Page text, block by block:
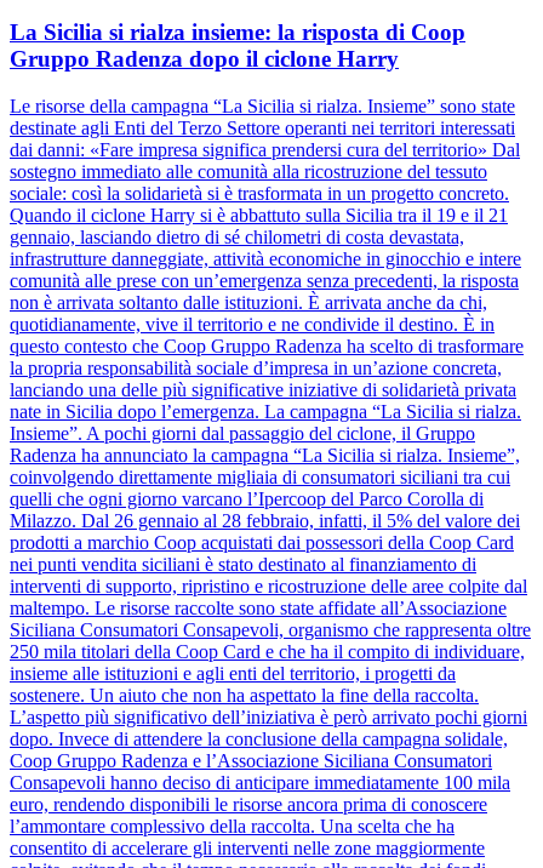
La Sicilia si rialza insieme: la risposta di Coop
Gruppo Radenza dopo il ciclone Harry
Le risorse della campagna “La Sicilia si rialza. Insieme” sono state
destinate agli Enti del Terzo Settore operanti nei territori interessati
dai danni: «Fare impresa significa prendersi cura del territorio» Dal
sostegno immediato alle comunità alla ricostruzione del tessuto
sociale: così la solidarietà si è trasformata in un progetto concreto.
Quando il ciclone Harry si è abbattuto sulla Sicilia tra il 19 e il 21
gennaio, lasciando dietro di sé chilometri di costa devastata,
infrastrutture danneggiate, attività economiche in ginocchio e intere
comunità alle prese con un’emergenza senza precedenti, la risposta
non è arrivata soltanto dalle istituzioni. È arrivata anche da chi,
quotidianamente, vive il territorio e ne condivide il destino. È in
questo contesto che Coop Gruppo Radenza ha scelto di trasformare
la propria responsabilità sociale d’impresa in un’azione concreta,
lanciando una delle più significative iniziative di solidarietà privata
nate in Sicilia dopo l’emergenza. La campagna “La Sicilia si rialza.
Insieme”. A pochi giorni dal passaggio del ciclone, il Gruppo
Radenza ha annunciato la campagna “La Sicilia si rialza. Insieme”,
coinvolgendo direttamente migliaia di consumatori siciliani tra cui
quelli che ogni giorno varcano l’Ipercoop del Parco Corolla di
Milazzo. Dal 26 gennaio al 28 febbraio, infatti, il 5% del valore dei
prodotti a marchio Coop acquistati dai possessori della Coop Card
nei punti vendita siciliani è stato destinato al finanziamento di
interventi di supporto, ripristino e ricostruzione delle aree colpite dal
maltempo. Le risorse raccolte sono state affidate all’Associazione
Siciliana Consumatori Consapevoli, organismo che rappresenta oltre
250 mila titolari della Coop Card e che ha il compito di individuare,
insieme alle istituzioni e agli enti del territorio, i progetti da
sostenere. Un aiuto che non ha aspettato la fine della raccolta.
L’aspetto più significativo dell’iniziativa è però arrivato pochi giorni
dopo. Invece di attendere la conclusione della campagna solidale,
Coop Gruppo Radenza e l’Associazione Siciliana Consumatori
Consapevoli hanno deciso di anticipare immediatamente 100 mila
euro, rendendo disponibili le risorse ancora prima di conoscere
l’ammontare complessivo della raccolta. Una scelta che ha
consentito di accelerare gli interventi nelle zone maggiormente